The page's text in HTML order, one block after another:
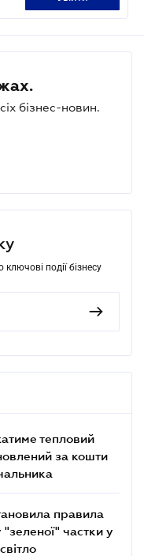
бізнес-новин.
події бізнесу
тепловий
за кошти
правила
частки у